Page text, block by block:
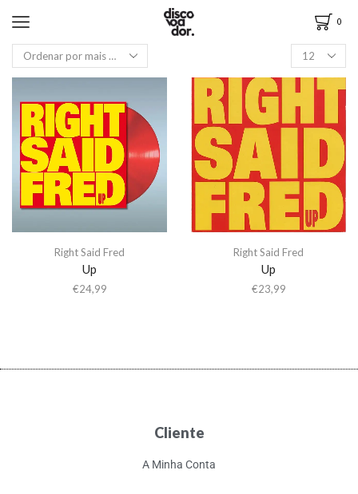
0
Right Said Fred
Up
€24,99
Right Said Fred
Up
€23,99
Cliente
A Minha Conta